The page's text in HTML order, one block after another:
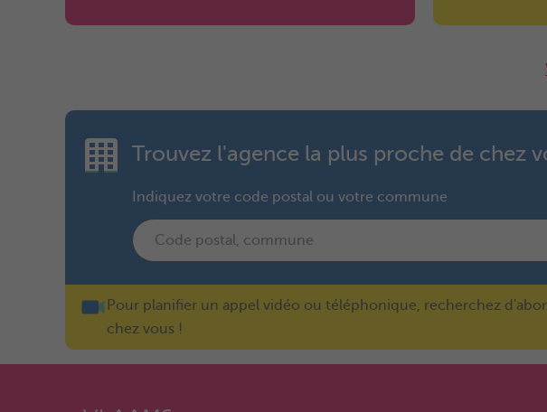
Trouvez l'agence la plus proche de chez
Indiquez votre code postal ou votre commune
Pour planifier un appel vidéo ou téléphonique, recherchez
chez vous !